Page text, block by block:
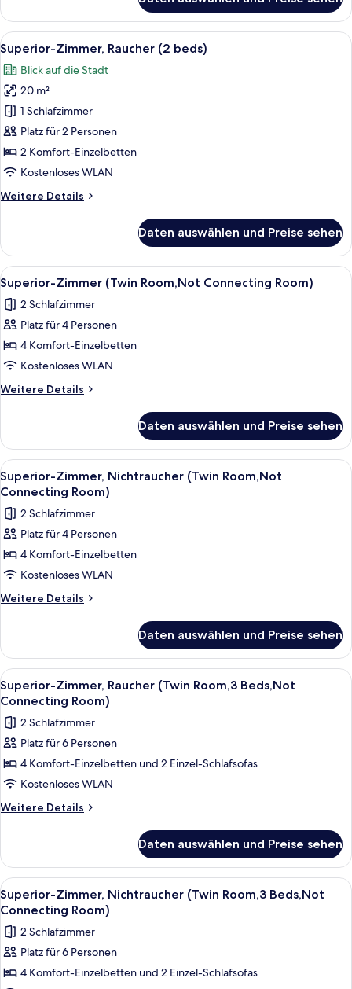
Zimmer,
Nichtraucher
(2
beds)
Alle
Fotos
für
Superior-
Zimmer,
Raucher
(2
beds)
Ein Hotelzimmer mit zwei Betten,
3
Superior-Zimmer, Raucher (2 beds)
Blick auf die Stadt
20 m²
1 Schlafzimmer
Platz für 2 Personen
2 Komfort-Einzelbetten
Kostenloses WLAN
Weitere Details
Weitere
Zimmer,
Raucher
(2
beds)
Daten auswählen und Preise sehen
Alle
Fotos
für
Superior-
Zimmer
(Twin
Room,Not
Connecting
anzeigen
Ein Hotelzimmer mit zwei Betten,
3
Superior-Zimmer (Twin Room,Not Connecting Room)
2 Schlafzimmer
Platz für 4 Personen
4 Komfort-Einzelbetten
Kostenloses WLAN
Weitere Details
Weitere
Zimmer
(Twin
Room,Not
Connecting
Daten auswählen und Preise sehen
Alle
Fotos
für
Superior-
Zimmer,
Nichtraucher
(Twin
Room,Not
anzeigen
Ein Hotelzimmer mit zwei Betten,
3
Superior-Zimmer, Nichtraucher (Twin Room,Not
Connecting Room)
2 Schlafzimmer
Platz für 4 Personen
4 Komfort-Einzelbetten
Kostenloses WLAN
Weitere Details
Weitere
Zimmer,
Nichtraucher
(Twin
Room,Not
Connecting
Room)
Daten auswählen und Preise sehen
Alle
Fotos
für
Superior-
Zimmer,
Raucher
(Twin
Room,3
Room)
anzeigen
Ein Hotelzimmer mit zwei Betten,
3
Superior-Zimmer, Raucher (Twin Room,3 Beds,Not
Connecting Room)
2 Schlafzimmer
Platz für 6 Personen
4 Komfort-Einzelbetten und 2 Einzel-Schlafsofas
Kostenloses WLAN
Weitere Details
Weitere
Zimmer,
Raucher
(Twin
Room,3
Connecting
Room)
Daten auswählen und Preise sehen
Alle
Fotos
für
Superior-
Zimmer,
Nichtraucher
Ein Hotelzimmer mit zwei Betten,
3
Superior-Zimmer, Nichtraucher (Twin Room,3 Beds,Not
Connecting Room)
2 Schlafzimmer
Platz für 6 Personen
4 Komfort-Einzelbetten und 2 Einzel-Schlafsofas